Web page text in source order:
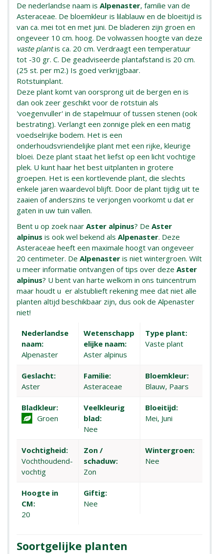
De nederlandse naam is Alpenaster, familie van de
Asteraceae. De bloemkleur is lilablauw en de bloeitijd is
van ca. mei tot en met juni. De bladeren zijn groen en
ongeveer 10 cm. hoog. De volwassen hoogte van deze
vaste plantis ca. 20 cm. Verdraagt een temperatuur
tot -30 gr. C. De geadviseerde plantafstand is 20 cm.
(25 st. per m2.) Is goed verkrijgbaar.
Rotstuinplant.
Deze plant komt van oorsprong uit de bergen en is
dan ook zeer geschikt voor de rotstuin als
'voegenvuller' in de stapelmuur of tussen stenen (ook
bestrating). Verlangt een zonnige plek en een matig
voedselrijke bodem. Het is een
onderhoudsvriendelijke plant met een rijke, kleurige
bloei. Deze plant staat het liefst op een licht vochtige
plek. U kunt haar het best uitplanten in grotere
groepen. Het is een kortlevende plant, die slechts
enkele jaren waardevol blijft. Door de plant tijdig uit te
zaaien of anderszins te verjongen voorkomt u dat er
gaten in uw tuin vallen.
Bent u op zoek naar Aster alpinus? De Aster
alpinus is ook wel bekend als Alpenaster. Deze
Asteraceae heeft een maximale hoogt van ongeveer
20 centimeter. De Alpenaster is niet wintergroen. Wilt
u meer informatie ontvangen of tips over deze Aster
alpinus? U bent van harte welkom in ons tuincentrum
maar houdt u er alstublieft rekening mee dat niet alle
planten altijd beschikbaar zijn, dus ook de Alpenaster
niet!
Nederlandse
naam:
Alpenaster
Wetenschapp
elijke naam:
Aster alpinus
Type plant:
Vaste plant
Geslacht:
Aster
Familie:
Asteraceae
Bloemkleur:
Blauw, Paars
Bladkleur:
Groen
Veelkleurig
blad:
Nee
Bloeitijd:
Mei, Juni
Vochtigheid:
Vochthoudend-
vochtig
Zon /
schaduw:
Zon
Wintergroen:
Nee
Hoogte in
CM:
20
Giftig:
Nee
Soortgelijke planten